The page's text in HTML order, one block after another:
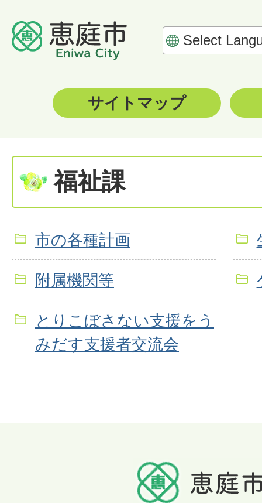
サイトマップ
福祉課
市の各種計画
附属機関等
とりこぼさない支援をう
みだす支援者交流会